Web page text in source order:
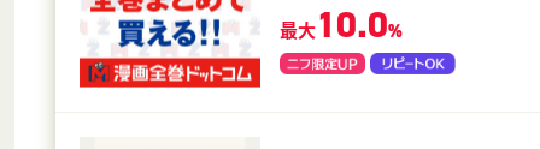
最大10.0%